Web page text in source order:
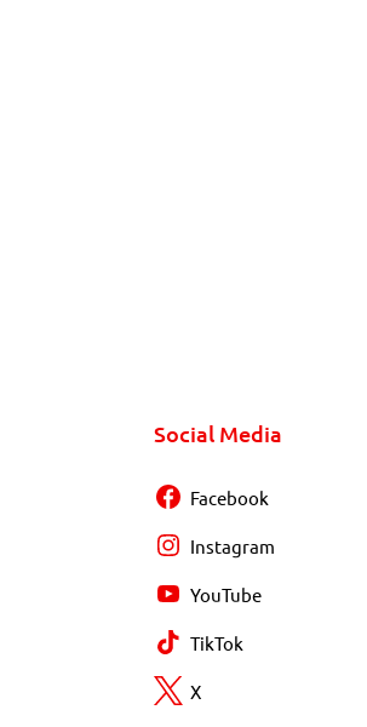
Social Media
Facebook
Instagram
YouTube
TikTok
X